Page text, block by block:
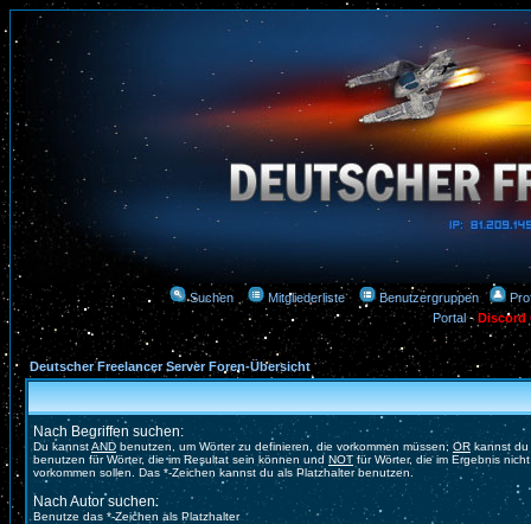
Suchen Mitgliederliste Benutzergruppen
Portal-Discord
Deutscher Freelancer Server Foren-Übersicht
Nach Begriffen suchen:
Du kannstAND benutzen, um Wörter zu definieren, die vorkommen müssen; OR kannst du
benutzen für Wörter, die im Resultat sein können und NOT für Wörter, die im Ergebnis nicht
vorkommen sollen. Das *-Zeichen kannst du als Platzhalter benutzen.
Nach Autor suchen:
Benutze das *-Zeichen als Platzhalter